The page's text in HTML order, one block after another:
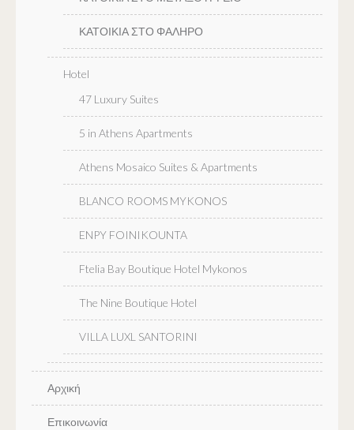
ΚΑΤΟΙΚΙΑ ΣΤΟ ΦΑΛΗΡΟ
Hotel
47 Luxury Suites
5 in Athens Apartments
Athens Mosaico Suites & Apartments
BLANCO ROOMS MYKONOS
ENPY FOINIKOUNTA
Ftelia Bay Boutique Hotel Mykonos
The Nine Boutique Hotel
VILLA LUXL SANTORINI
Αρχική
Επικοινωνία